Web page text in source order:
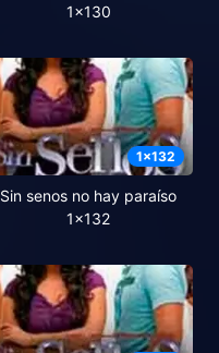
1x130
1x132
Sin senos no hay paraíso
1x132